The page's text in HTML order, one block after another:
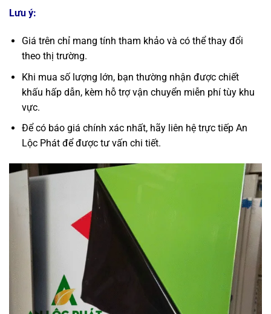
Lưu ý:
Giá trên chỉ mang tính tham khảo và có thể thay đổi
theo thị trường.
Khi mua số lượng lớn, bạn thường nhận được chiết
khấu hấp dẫn, kèm hỗ trợ vận chuyển miễn phí tùy khu
vực.
Để có báo giá chính xác nhất, hãy liên hệ trực tiếp An
Lộc Phát để được tư vấn chi tiết.